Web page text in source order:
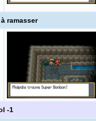
ramasser
-1